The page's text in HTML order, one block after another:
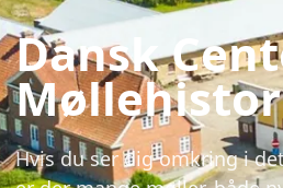
Dansk
Hvis du ser dig omkring i